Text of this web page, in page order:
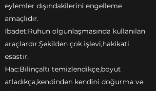
eylemler dışındakilerini engelleme
amaçlıdır.
İbadet:Ruhun olgunlaşmasında kullanılan
araçlardır.Şekilden çok işlevi,hakikati
esastır.
Hac:Bilinçaltı temizlendikçe,boyut
atladıkça,kendinden kendini doğurma ve